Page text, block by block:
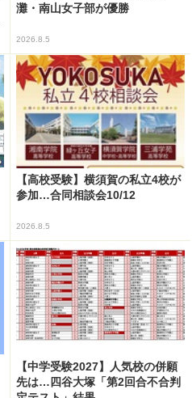
灘・南山女子部が優勝
2026.8.5
【高校受験】横須賀の私立4校が
参加…合同相談会10/12
2026.8.5
【中学受験2027】人気校の併願
先は…四谷大塚「第2回合不合判